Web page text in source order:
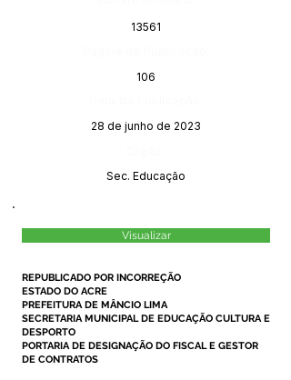
13561
106
28 de junho de 2023
Sec. Educação
Visualizar
REPUBLICADO POR INCORREÇÃO
ESTADO DO ACRE
PREFEITURA DE MÂNCIO LIMA
SECRETARIA MUNICIPAL DE EDUCAÇÃO CULTURA E
DESPORTO
PORTARIA DE DESIGNAÇÃO DO FISCAL E GESTOR
DE CONTRATOS